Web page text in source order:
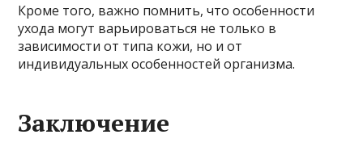
Кроме того, важно помнить, что особенности
ухода могут варьироваться не только в
зависимости от типа кожи, но и от
индивидуальных особенностей организма.
Заключение